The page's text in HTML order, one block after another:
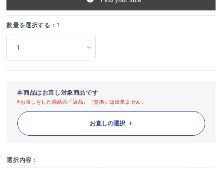
数量を選択する： 1
本商品はお直し対象商品です
※お直しをした商品の『返品』『交換』は出来ません。
お直しの選択
選択内容：